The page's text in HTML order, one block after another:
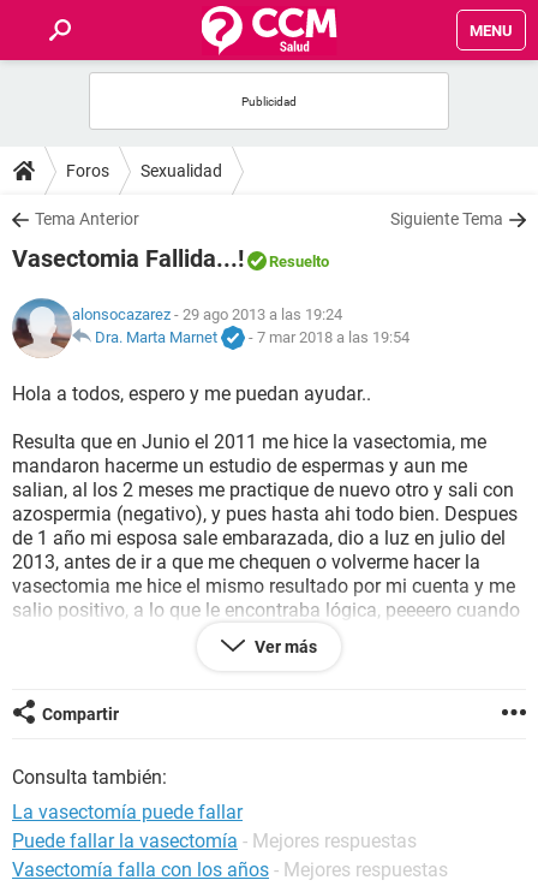
MENU
FOROS
SALUD
NUTRICIÓN
BIENESTAR
SEXUALIDAD
GLOSARIO
Foros Sexualidad
Tema Anterior Siguiente Tema
Vasectomia Fallida...! Resuelto
alonsocazarez - 29 ago 2013 a las 19:24
Dra. Marta Marnet
- 7 mar 2018 a las 19:54
Hola a todos, espero y me puedan ayudar..
Resulta que en Junio el 2011 me hice la vasectomia, me
mandaron hacerme un estudio de espermas y aun me
salian, al los 2 meses me practique de nuevo otro y sali con
azospermia (negativo), y pues hasta ahi todo bien. Despues
de 1 año mi esposa sale embarazada, dio a luz en julio del
2013, antes de ir a que me chequen o volverme hacer la
vasectomia me hice el mismo resultado por mi cuenta y me
salio positivo, a lo que le encontraba lógica, peeeero cuando
voy al IMSS y planteo mi caso me quieren programar para
volver a operarme, solo que primero me mandaron hacer un
negativo, entonces quedé como el chinito.. milando y
milando, el caso es de que el bebé tiene un graaaan parecido
situacion es dificil. El detalle es de que el medico me dice
que no me puede operar porque yo ya estoy bien, pero mi
esposa no quiere nada conmigo por temor a salir
nuevamente embarazada...
Ver más
Compartir
Consulta también:
La vasectomía puede fallar
Puede fallar la vasectomía - Mejores respuestas
Vasectomía falla con los años - Mejores respuestas